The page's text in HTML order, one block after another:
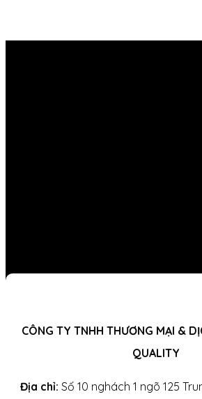
CÔNG TY TNHH THƯƠNG MẠI &
QUALITY
Địa chỉ: Số 10 nghách 1 ngõ 125